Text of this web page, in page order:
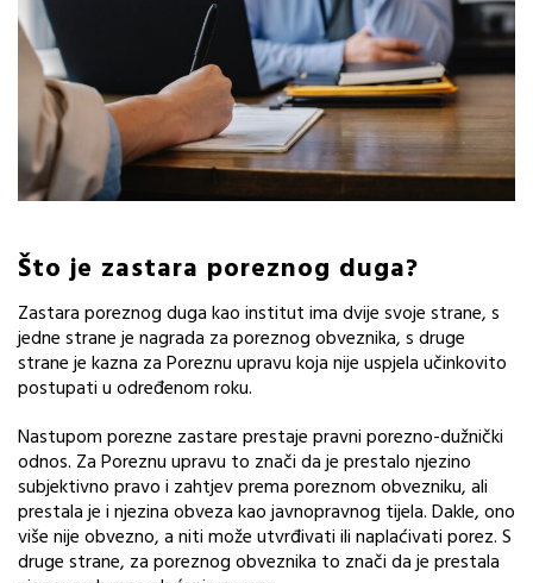
Što je zastara poreznog duga?
Zastara poreznog duga kao institut ima dvije svoje strane, s
jedne strane je nagrada za poreznog obveznika, s druge
strane je kazna za Poreznu upravu koja nije uspjela učinkovito
postupati u određenom roku.
Nastupom porezne zastare prestaje pravni porezno-dužnički
odnos. Za Poreznu upravu to znači da je prestalo njezino
subjektivno pravo i zahtjev prema poreznom obvezniku, ali
prestala je i njezina obveza kao javnopravnog tijela. Dakle, ono
više nije obvezno, a niti može utvrđivati ili naplaćivati porez. S
druge strane, za poreznog obveznika to znači da je prestala